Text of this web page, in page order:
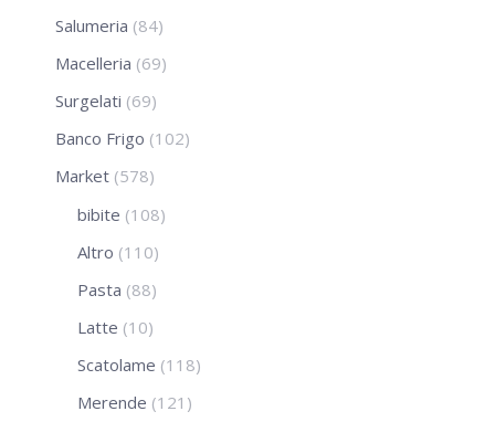
Salumeria (84)
Macelleria (69)
Surgelati (69)
Banco Frigo (102)
Market (578)
bibite (108)
Altro (110)
Pasta (88)
Latte (10)
Scatolame (118)
Merende (121)